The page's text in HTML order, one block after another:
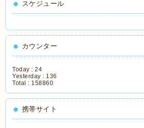
スケジュール
カウンター
Today :24
Yesterday : 136
Total : 158860
携帯サイト